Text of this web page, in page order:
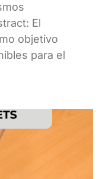
El
objetivo
para el